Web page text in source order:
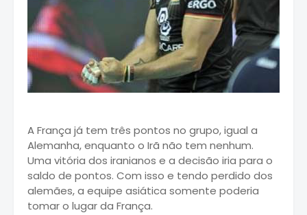
A França já tem três pontos no grupo, igual a
Alemanha, enquanto o Irã não tem nenhum.
Uma vitória dos iranianos e a decisão iria para o
saldo de pontos. Com isso e tendo perdido dos
alemães, a equipe asiática somente poderia
tomar o lugar da França.